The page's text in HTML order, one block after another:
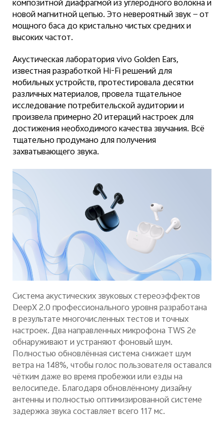
композитной диафрагмой из углеродного волокна и
новой магнитной цепью. Это невероятный звук — от
мощного баса до кристально чистых средних и
высоких частот.
Акустическая лаборатория vivo Golden Ears,
известная разработкой Hi-Fi решений для
мобильных устройств, протестировала десятки
различных материалов, провела тщательное
исследование потребительской аудитории и
произвела примерно 20 итераций настроек для
достижения необходимого качества звучания. Всё
тщательно продумано для получения
захватывающего звука.
Система акустических звуковых стереоэффектов
DeepX 2.0 профессионального уровня разработана
в результате многочисленных тестов и точных
настроек. Два направленных микрофона TWS 2e
обнаруживают и устраняют фоновый шум.
Полностью обновлённая система снижает шум
ветра на 148%, чтобы голос пользователя оставался
чётким даже во время пробежки или езды на
велосипеде. Благодаря обновлённому дизайну
антенны и полностью оптимизированной системе
задержка звука составляет всего 117 мс.